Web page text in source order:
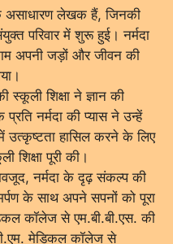
असाधारण लेखक हैं, जिनकी
परिवार में शुरू हुई। नर्मदा
अपनी जड़ों और जीवन की
शिक्षा ने ज्ञान की
नर्मदा की प्यास ने उन्हें
उत्कृष्टता हासिल करने के लिए
शिक्षा पूरी की।
नर्मदा के दृढ़ संकल्प की
के साथ अपने सपनों को पूरा
कॉलेज से एम.बी.बी.एस. की
मेडिकल कॉलेज से